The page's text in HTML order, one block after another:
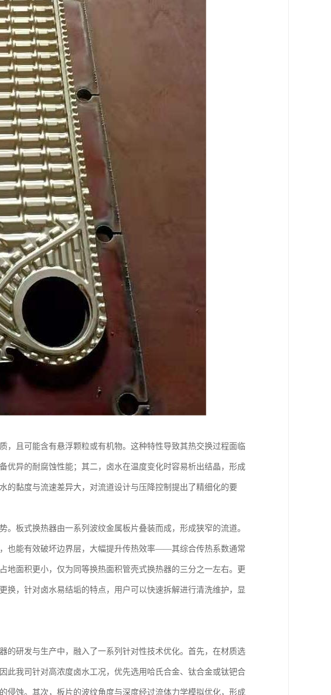
，且可能含有悬浮颗粒或有机物。这种特性导致其热交换过程面临
优异的耐腐蚀性能；其二，卤水在温度变化时容易析出结晶，形成
的黏度与流速差异大，对流道设计与压降控制提出了精细化的要
板式换热器由一系列波纹金属板片叠装而成，形成狭窄的流道。
也能有效破坏边界层，大幅提升传热效率——其综合传热系数通常
地面积更小，仅为同等换热面积管壳式换热器的三分之一左右。更
换，针对卤水易结垢的特点，用户可以快速拆解进行清洗维护，显
的研发与生产中，融入了一系列针对性技术优化。首先，在材质选
此我司针对高浓度卤水工况，优先选用哈氏合金、钛合金或钛钯合
侵蚀。其次，板片的波纹角度与深度经过流体力学模拟优化，形成